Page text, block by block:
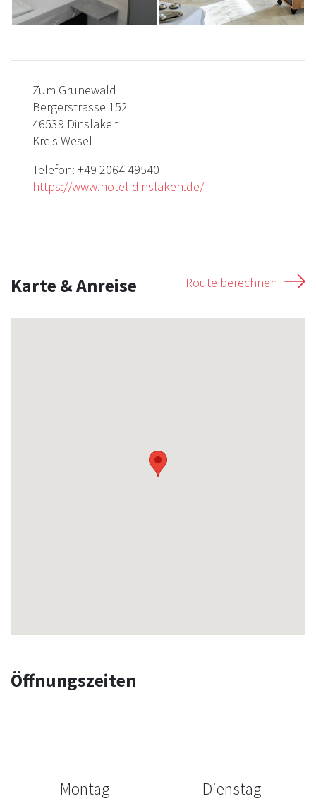
Zum Grunewald
Bergerstrasse 152
46539 Dinslaken
Kreis Wesel
Telefon: +49 2064 49540
https://www.hotel-dinslaken.de/
Karte & Anreise Route berechnen
Öffnungszeiten
Montag Dienstag